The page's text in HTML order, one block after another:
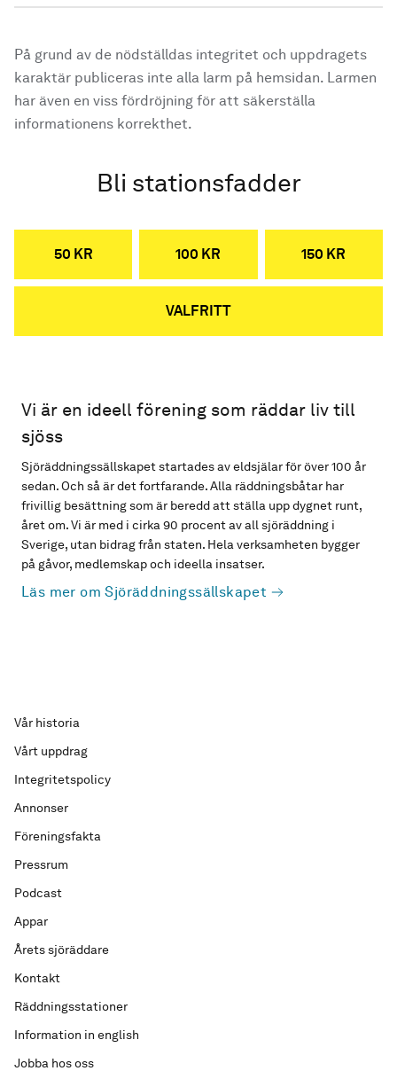
På grund av de nödställdas integritet och uppdragets
karaktär publiceras inte alla larm på hemsidan. Larmen
har även en viss fördröjning för att säkerställa
informationens korrekthet.
Bli stationsfadder
50 KR 100 KR 150 KR
VALFRITT
Vi är en ideell förening som räddar liv till
sjöss
Sjöräddningssällskapet startades av eldsjälar för över 100 år
sedan. Och så är det fortfarande. Alla räddningsbåtar har
frivillig besättning som är beredd att ställa upp dygnet runt,
året om. Vi är med i cirka 90 procent av all sjöräddning i
Sverige, utan bidrag från staten. Hela verksamheten bygger
på gåvor, medlemskap och ideella insatser.
Läs mer om Sjöräddningssällskapet
Vår historia
Vårt uppdrag
Integritetspolicy
Annonser
Föreningsfakta
Pressrum
Podcast
Appar
Årets sjöräddare
Kontakt
Räddningsstationer
Information in english
Jobba hos oss